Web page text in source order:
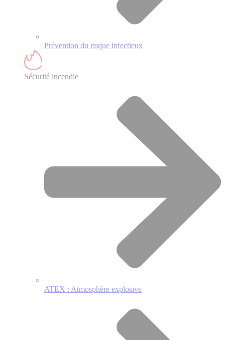
Prévention du risque infectieux
Sécurité incendie
ATEX : Atmosphère explosive